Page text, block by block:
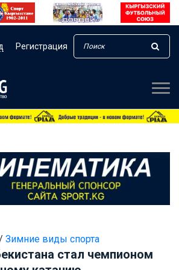
Регистрация
/ Зимние виды спорта
стал чемпионом